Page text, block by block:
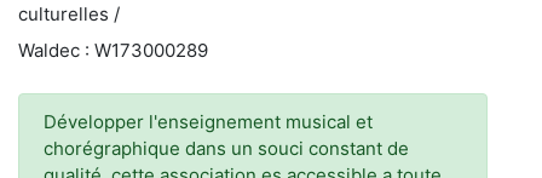
culturelles /
Waldec : W173000289
Développer l'enseignement musical et
chorégraphique dans un souci constant de